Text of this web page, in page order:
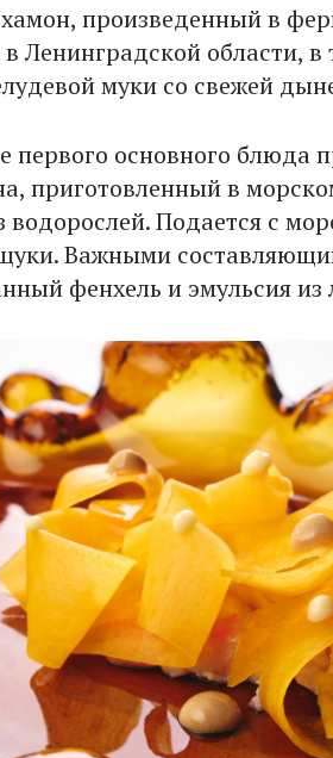
произведенный в
Ленинградской области, в
муки со свежей
первого основного блюда
приготовленный в
водорослей. Подается с
Важными
фенхель и эмульсия из